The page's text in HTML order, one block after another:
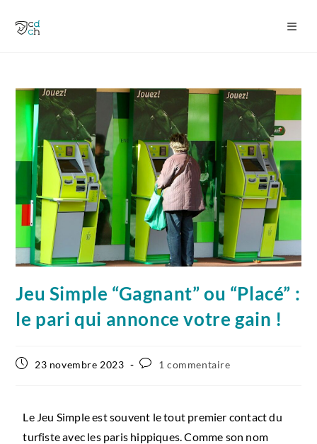
Jeu Simple “Gagnant” ou “Placé” :
le pari qui annonce votre gain !
23 novembre 2023 1 commentaire
Le Jeu Simple est souvent le tout premier contact du
turfiste avec les paris hippiques. Comme son nom